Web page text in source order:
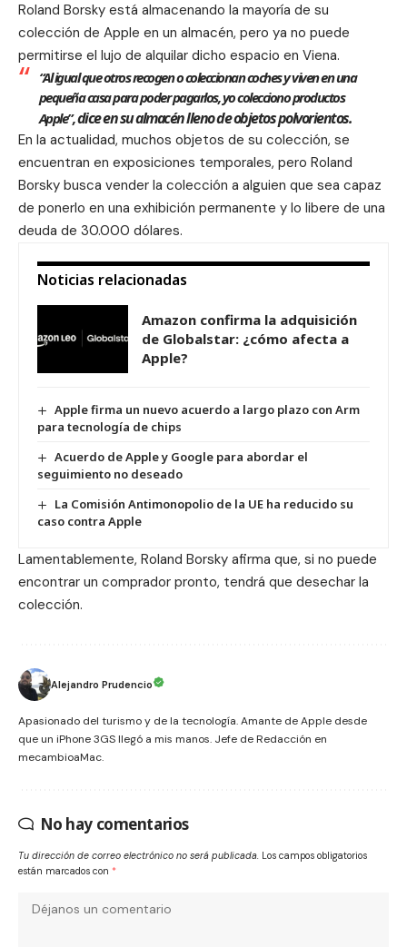
Roland Borsky está almacenando la mayoría de su
colección de Apple en un almacén, pero ya no puede
permitirse el lujo de alquilar dicho espacio en Viena.
“Al igual que otros recogen o coleccionan coches y viven en una
pequeña casa para poder pagarlos, yo colecciono productos
Apple”,diceen su almacén lleno de objetos polvorientos.
En la actualidad, muchos objetos de su colección, se
encuentran en exposiciones temporales, pero Roland
Borsky busca vender la colección a alguien que sea capaz
de ponerlo en una exhibición permanente y lo libere de una
deuda de 30.000 dólares.
Noticias relacionadas
Amazon confirma la adquisición
de Globalstar: ¿cómo afecta a
Apple?
Apple firma un nuevo acuerdo a largo plazo con Arm
para tecnología de chips
Acuerdo de Apple y Google para abordar el
seguimiento no deseado
La Comisión Antimonopolio de la UE ha reducido su
caso contra Apple
Lamentablemente, Roland Borsky afirma que, si no puede
encontrar un comprador pronto, tendrá que desechar la
colección.
Alejandro Prudencio
Apasionado del turismo y de la tecnología. Amante de Apple desde
que un iPhone 3GS llegó a mis manos. Jefe de Redacción en
mecambioaMac.
No hay comentarios
Tu dirección de correo electrónico no será publicada. Los campos obligatorios
están marcados con *